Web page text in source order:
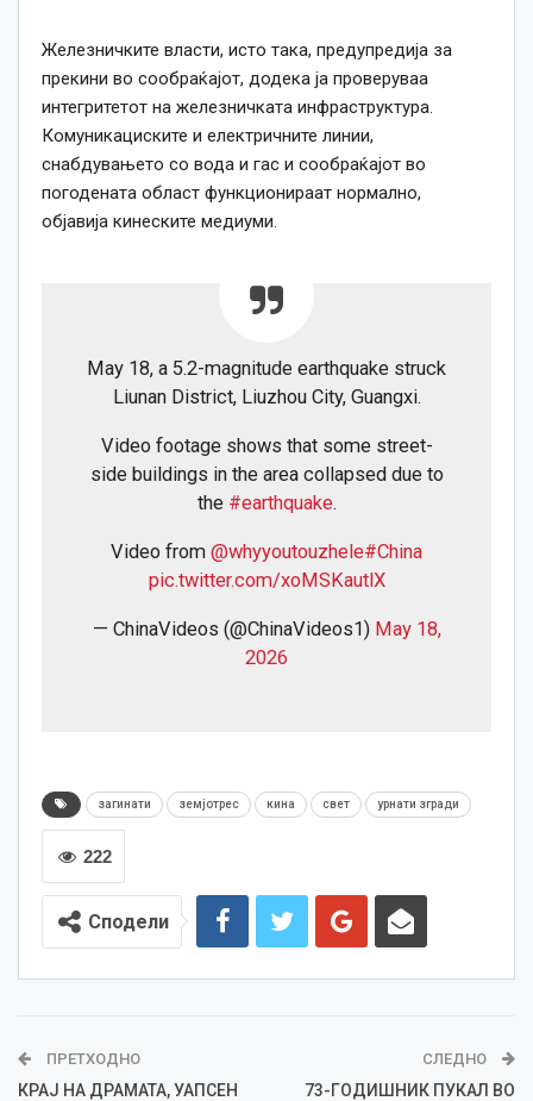
Железничките власти, исто така, предупредија за
прекини во сообраќајот, додека ја проверуваа
интегритетот на железничката инфраструктура.
Комуникациските и електричните линии,
снабдувањето со вода и гас и сообраќајот во
погодената област функционираат нормално,
објавија кинеските медиуми.
May 18, a 5.2-magnitude earthquake struck
Liunan District, Liuzhou City, Guangxi.
Video footage shows that some street-
side buildings in the area collapsed due to
the #earthquake.
Video from @whyyoutouzhele#China
pic.twitter.com/xoMSKautlX
— ChinaVideos (@ChinaVideos1) May 18,
2026
загинати земјотрес кина свет урнати згради
222
Сподели
ПРЕТХОДНО
КРАЈ НА ДРАМАТА, УАПСЕН
СЛЕДНО
73-ГОДИШНИК ПУКАЛ ВО